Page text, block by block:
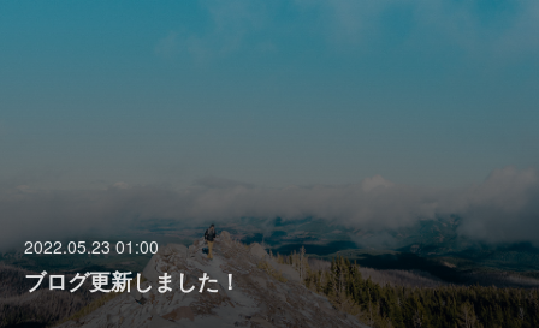
2022.05.23 01:00
ブログ更新しました！